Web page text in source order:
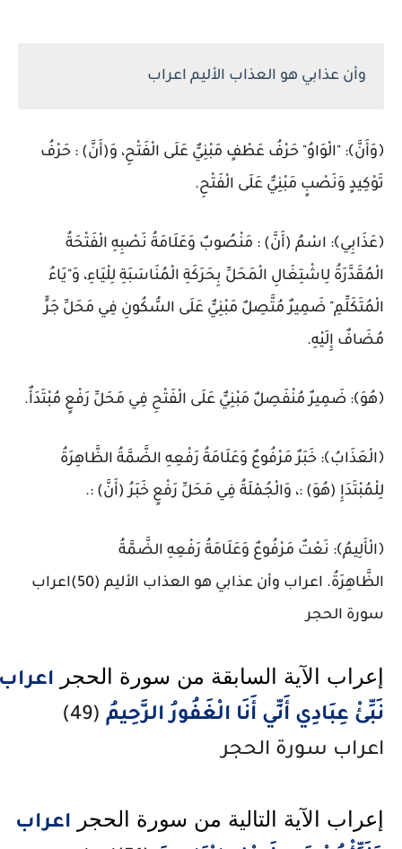
وأن عذابي هو العذاب الأليم اعراب
﴿وَأَنَّ﴾: "الْوَاوُ" حَرْفُ عَطْفٍ مَبْنِيٌّ عَلَى الْفَتْحِ، وَ(أَنَّ) : حَرْفُ
تَوْكِيدٍ وَنَصْبٍ مَبْنِيٌّ عَلَى الْفَتْحِ.
﴿عَذَابِي﴾: اسْمُ (أَنَّ) : مَنْصُوبٌ وَعَلَامَةُ نَصْبِهِ الْفَتْحَةُ
الْمُقَدَّرَةُ لِاشْتِغَالِ الْمَحَلِّ بِحَرَكَةِ الْمُنَاسَبَةِ لِلْيَاءِ، وَ"يَاءُ
الْمُتَكَلِّمِ" ضَمِيرٌ مُتَّصِلٌ مَبْنِيٌّ عَلَى السُّكُونِ فِي مَحَلِّ جَرٍّ
مُضَافٌ إِلَيْهِ.
﴿هُوَ﴾: ضَمِيرٌ مُنْفَصِلٌ مَبْنِيٌّ عَلَى الْفَتْحِ فِي مَحَلِّ رَفْعٍ مُبْتَدَأٌ.
﴿الْعَذَابُ﴾: خَبَرٌ مَرْفُوعٌ وَعَلَامَةُ رَفْعِهِ الضَّمَّةُ الظَّاهِرَةُ
لِلْمُبْتَدَإِ (هُوَ) :، وَالْجُمْلَةُ فِي مَحَلِّ رَفْعٍ خَبَرُ (أَنَّ) :.
﴿الْأَلِيمُ﴾: نَعْتٌ مَرْفُوعٌ وَعَلَامَةُ رَفْعِهِ الضَّمَّةُ
الظَّاهِرَةُ.
اعراب وأن عذابي هو العذاب الأليم (50)اعراب
سورة الحجر
إعراب الآية السابقة من سورة الحجر
اعراب
نَبِّئْ عِبَادِي أَنِّي أَنَا الْغَفُورُ الرَّحِيمُ
(49)
اعراب سورة الحجر
إعراب الآية التالية من سورة الحجر
اعراب